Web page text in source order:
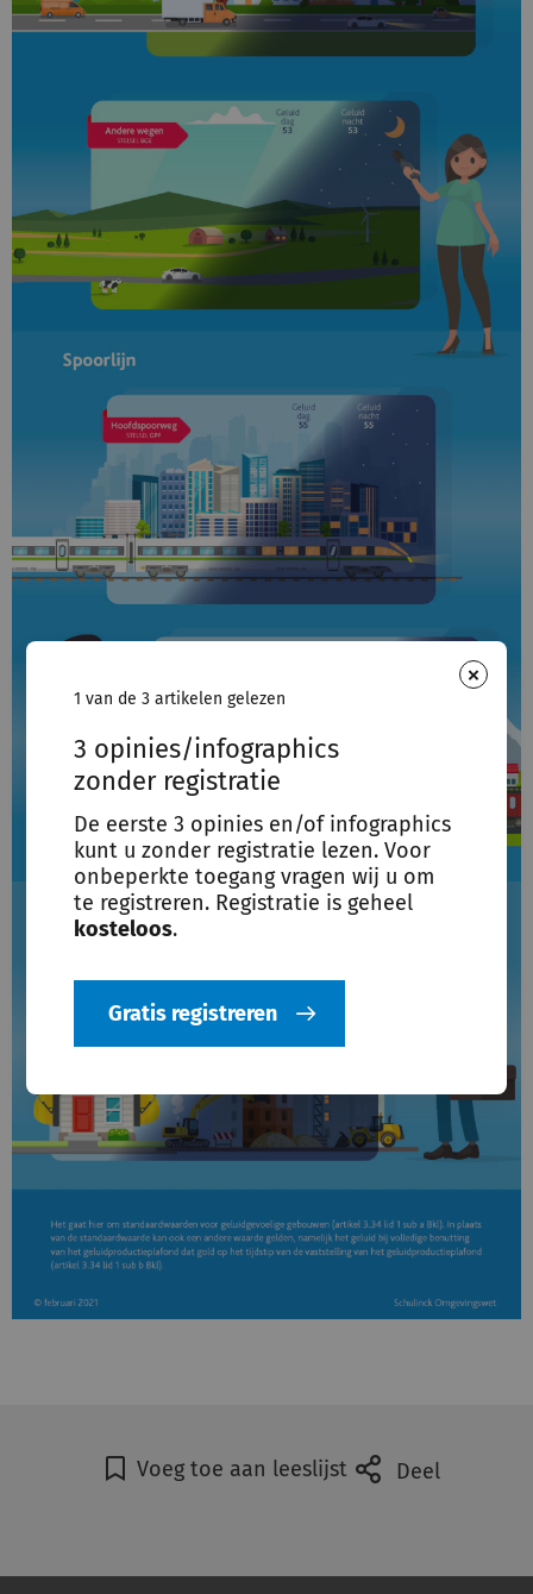
×
1 van de 3 artikelen gelezen
3 opinies/infographics
zonder registratie
De eerste 3 opinies en/of infographics
kunt u zonder registratie lezen. Voor
onbeperkte toegang vragen wij u om
te registreren. Registratie is geheel
kosteloos.
Gratis registreren
Voeg toe aan leeslijst Deel